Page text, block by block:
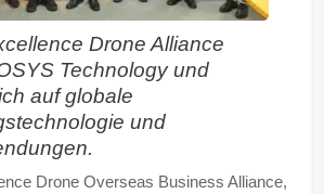
Drone Alliance
Technology und
auf globale
und
Drone Overseas Business Alliance,